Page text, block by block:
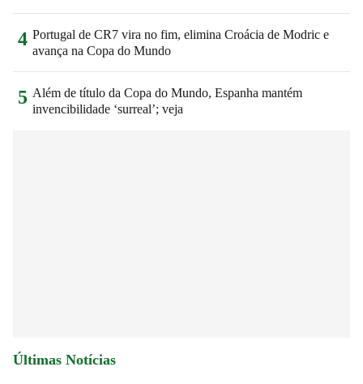
4 Portugal de CR7 vira no fim, elimina Croácia de Modric e
avança na Copa do Mundo
5 Além de título da Copa do Mundo, Espanha mantém
invencibilidade ‘surreal’; veja
Últimas Notícias